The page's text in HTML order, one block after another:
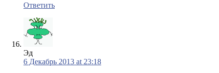
Ответить
Эд
6 Декабрь 2013 at 23:18